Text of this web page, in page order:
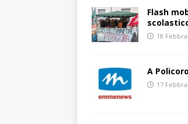
Flash
18
A
17